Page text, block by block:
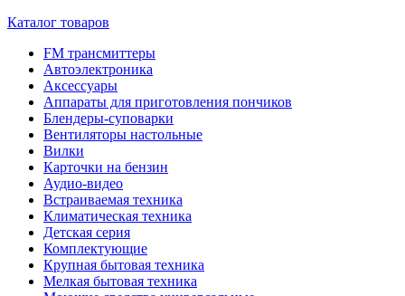
Каталог товаров
FM трансмиттеры
Автоэлектроника
Аксессуары
Аппараты для приготовления пончиков
Блендеры-суповарки
Вентиляторы настольные
Вилки
Карточки на бензин
Аудио-видео
Встраиваемая техника
Климатическая техника
Детская серия
Комплектующие
Крупная бытовая техника
Мелкая бытовая техника